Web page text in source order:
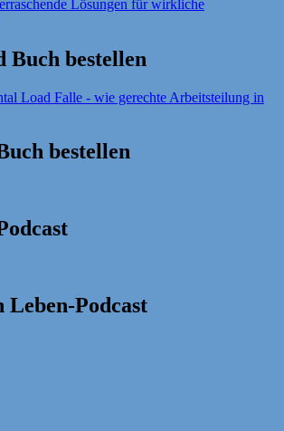
Buch bestellen
bestellen
Podcast